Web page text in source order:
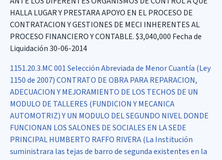
HALLA LUGAR Y PRESTARA APOYO EN EL PROCESO DE
CONTRATACION Y GESTIONES DE MECI INHERENTES AL
PROCESO FINANCIERO Y CONTABLE. $3,040,000 Fecha de
Liquidación 30-06-2014
1151.20.3.MC 001 Selección Abreviada de Menor Cuantía (Ley
1150 de 2007) CONTRATO DE OBRA PARA REPARACION,
ADECUACION Y MEJORAMIENTO DE LOS TECHOS DE UN
MODULO DE TALLERES (FUNDICION Y MECANICA
AUTOMOTRIZ) Y UN MODULO DEL SEGUNDO NIVEL DONDE
FUNCIONAN LOS SALONES DE SOCIALES EN LA SEDE
PRINCIPAL HUMBERTO RAFFO RIVERA (La Institución
suministrara las tejas de barro de segunda existentes en la